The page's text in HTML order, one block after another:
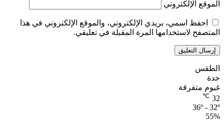
الموقع الإلكتروني
احفظ اسمي، بريدي الإلكتروني، والموقع الإلكتروني في هذا
المتصفح لاستخدامها المرة المقبلة في تعليقي.
الطقس
جدة
غيوم متفرقة
32
℃
36º - 32º
55%